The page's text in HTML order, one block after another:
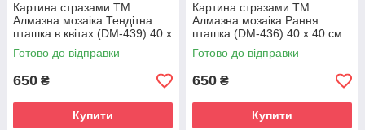
Картина стразами ТМ
Алмазна мозаіка Тендітна
пташка в квітах (DM-439) 40 х
40 см (Без підрамника)
Готово до відправки
650 ₴
Купити
Картина стразами ТМ
Алмазна мозаіка Рання
пташка (DM-436) 40 х 40 см
(Без підрамника)
Готово до відправки
650 ₴
Купити